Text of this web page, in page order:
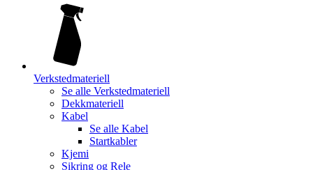
Verkstedmateriell
Se alle Verkstedmateriell
Dekkmateriell
Kabel
Se alle Kabel
Startkabler
Kjemi
Sikring og Rele